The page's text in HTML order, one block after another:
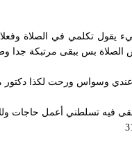
يقول تكلمي في الصلاة وفعلا
بس ببقى مرتبكة جدا
عندي وسواس ورحت لكذا
فيه تسلطني أعمل حاجات